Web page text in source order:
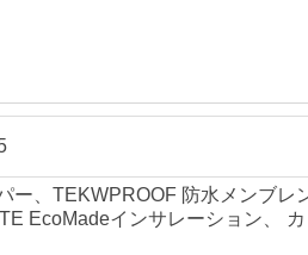
ー、TEKWPROOF 防水メンブレ
EcoMadeインサレーション、